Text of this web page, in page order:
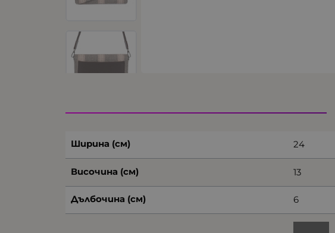
Ширина (см) 24
Височина (см) 13
Дълбочина (см) 6